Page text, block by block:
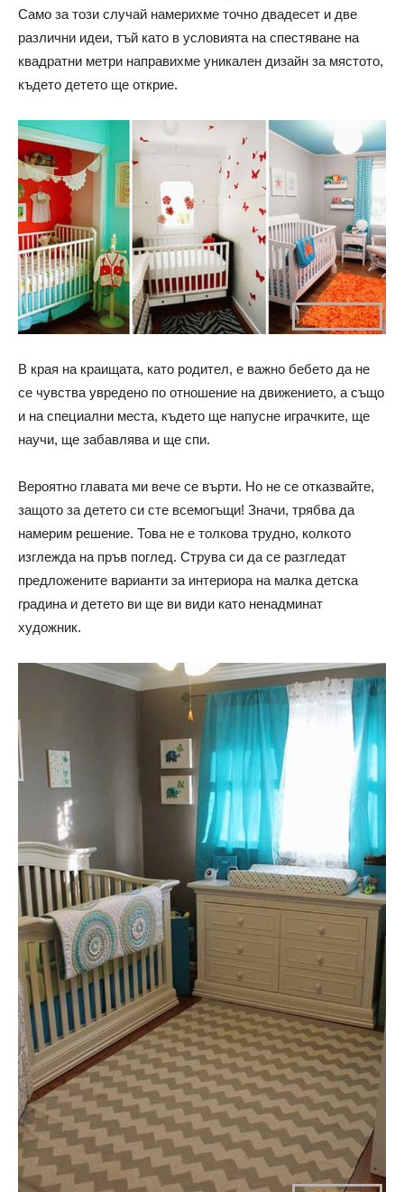
Само за този случай намерихме точно двадесет и две
различни идеи, тъй като в условията на спестяване на
квадратни метри направихме уникален дизайн за мястото,
където детето ще открие.
В края на краищата, като родител, е важно бебето да не
се чувства увредено по отношение на движението, а също
и на специални места, където ще напусне играчките, ще
научи, ще забавлява и ще спи.
Вероятно главата ми вече се върти. Но не се отказвайте,
защото за детето си сте всемогъщи! Значи, трябва да
намерим решение. Това не е толкова трудно, колкото
изглежда на пръв поглед. Струва си да се разгледат
предложените варианти за интериора на малка детска
градина и детето ви ще ви види като ненадминат
художник.